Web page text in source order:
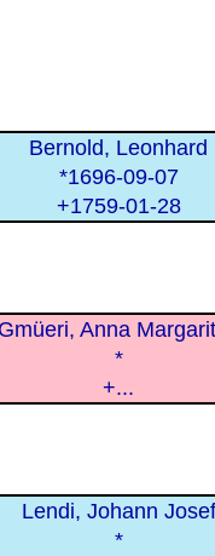
Bernold, Leonhard
*1696-09-07
+1759-01-28
Gmüeri, Anna
*
+...
Lendi, Johann Josef
*